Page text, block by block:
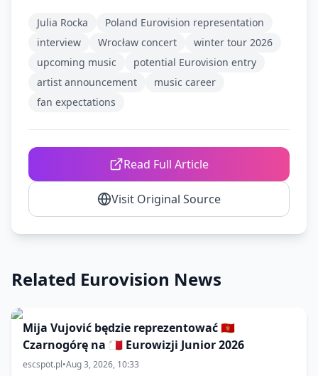
Julia Rocka
Poland Eurovision representation
interview
Wrocław concert
winter tour 2026
upcoming music
potential Eurovision entry
artist announcement
music career
fan expectations
Read Full Article
Visit Original Source
Related Eurovision News
Mija Vujović będzie reprezentować 🇲🇪
Czarnogórę na 🇲🇹 Eurowizji Junior 2026
escspot.pl•Aug 3, 2026, 10:33